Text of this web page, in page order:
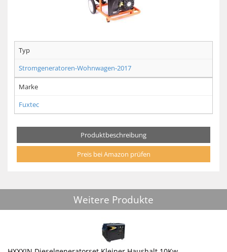
Typ
Stromgeneratoren-Wohnwagen-2017
Marke
Fuxtec
Produktbeschreibung
Preis bei Amazon prüfen
Weitere Produkte